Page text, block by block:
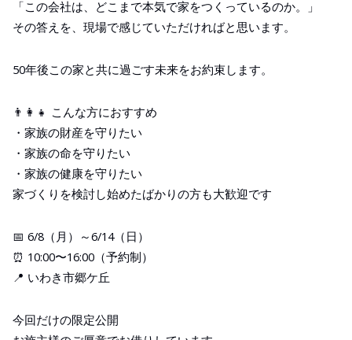
「この会社は、どこまで本気で家をつくっているのか。」
その答えを、現場で感じていただければと思います。
50年後この家と共に過ごす未来をお約束します。
👨‍👩‍👧 こんな方におすすめ
・家族の財産を守りたい
・家族の命を守りたい
・家族の健康を守りたい
家づくりを検討し始めたばかりの方も大歓迎です
📅 6/8（月）～6/14（日）
⏰ 10:00〜16:00（予約制）
📍 いわき市郷ケ丘
今回だけの限定公開